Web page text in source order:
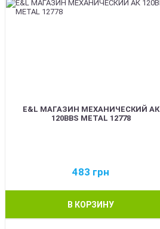
E&L МАГАЗИН МЕХАНИЧЕСКИЙ АК
120BBS METAL 12778
483 грн
В КОРЗИНУ